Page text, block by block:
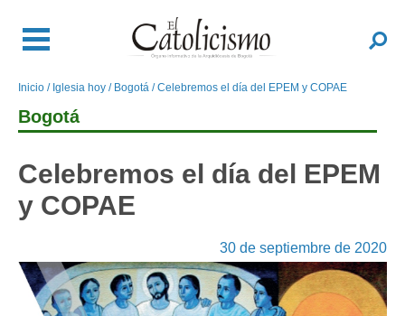
contenido
Buscar
Sobrescribir
enlaces
de
a
la
navegación
Inicio Iglesia hoy Bogotá Celebremos el día del EPEM y COPAE
Bogotá
Celebremos el día del EPEM
y COPAE
30 de septiembre de 2020